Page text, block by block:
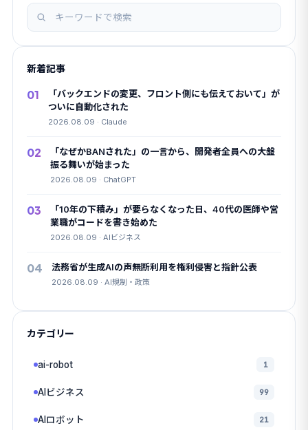
記
事
を
検
索
新着記事
01
「バックエンドの変更、フロント側にも伝えておいて」が
ついに自動化された
2026.08.09 · Claude
02
「なぜかBANされた」の一言から、開発者全員への大盤
振る舞いが始まった
2026.08.09 · ChatGPT
03
「10年の下積み」が要らなくなった日、40代の医師や営
業職がコードを書き始めた
2026.08.09 · AIビジネス
04 法務省が生成AIの声無断利用を権利侵害と指針公表
2026.08.09 · AI規制・政策
カテゴリー
ai-robot 1
AIビジネス 99
AIロボット 21